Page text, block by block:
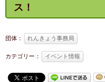
ス！
団体： れんきょう事務局
カテゴリー： イベント情報